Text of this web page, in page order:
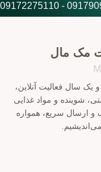
09179096397 -
مک مال
و یک سال فعالیت آنلاین،
شوینده و مواد غذایی
و ارسال سریع، همواره